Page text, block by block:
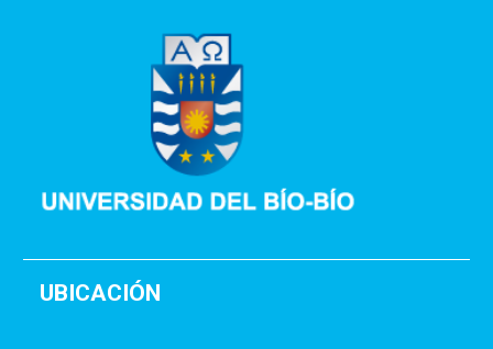
UBICACIÓN